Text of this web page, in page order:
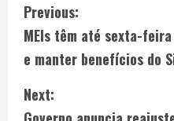
Previous:
MEIs têm até sexta-
e manter benefícios do
Next: